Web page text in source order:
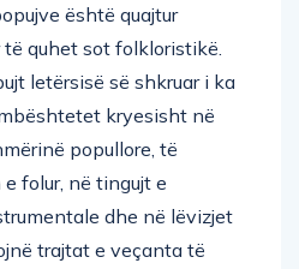
është quajtur
quhet sot folkloristikë.
letërsisë së shkruar i ka
kryesisht në
popullore, të
folur, në tingujt e
dhe në lëvizjet
trajtat e veçanta të